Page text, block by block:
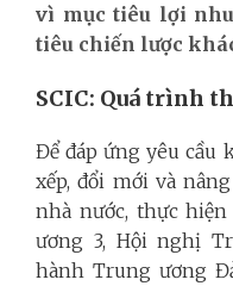
vì mục tiêu lợi
tiêu chiến lược
SCIC: Quá trình
Để đáp ứng yêu cầu
xếp, đổi mới và
nhà nước, thực
ương 3, Hội nghị
hành Trung ương